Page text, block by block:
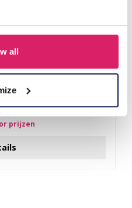
all
prijzen